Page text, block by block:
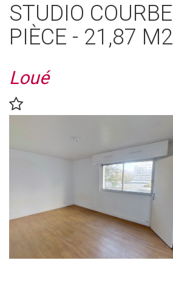
STUDIO COURBEVOIE - 1
PIÈCE - 21,87 M2
Loué